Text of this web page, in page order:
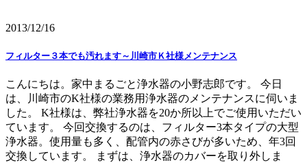
2013/12/16
フィルター３本でも汚れます～川崎市Ｋ社様メンテナンス
こんにちは。家中まるごと浄水器の小野志郎です。 今日
は、川崎市のK社様の業務用浄水器のメンテナンスに伺いま
した。 K社様は、弊社浄水器を20か所以上でご使用いただい
ています。 今回交換するのは、フィルター3本タイプの大型
浄水器。使用量も多く、配管内の赤さびが多いため、年3回
交換しています。 まずは、浄水器のカバーを取り外しま